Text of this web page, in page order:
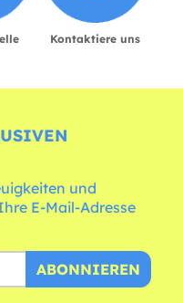
Kontaktiere uns
und
E-Mail-Adresse
ABONNIEREN